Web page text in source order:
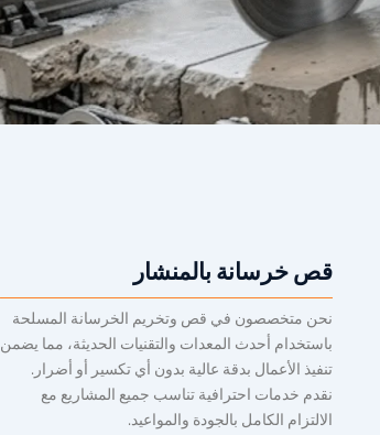
قص خرسانة بالمنشار
نحن متخصصون في قص وتخريم الخرسانة المسلحة
باستخدام أحدث المعدات والتقنيات الحديثة، مما يضمن
تنفيذ الأعمال بدقة عالية بدون أي تكسير أو أضرار.
نقدم خدمات احترافية تناسب جميع المشاريع مع
الالتزام الكامل بالجودة والمواعيد.